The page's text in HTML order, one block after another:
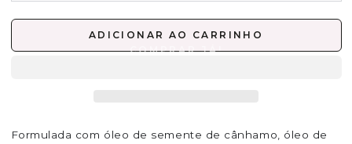
ADICIONAR AO CARRINHO
Formulada com óleo de semente de cânhamo, óleo de